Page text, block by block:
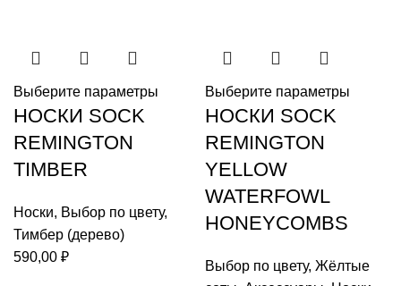
Выберите параметры
НОСКИ SOCK
REMINGTON
TIMBER
Носки, Выбор по цвету,
Тимбер (дерево)
590,00 ₽
Выберите параметры
НОСКИ SOCK
REMINGTON
YELLOW
WATERFOWL
HONEYCOMBS
Выбор по цвету, Жёлтые